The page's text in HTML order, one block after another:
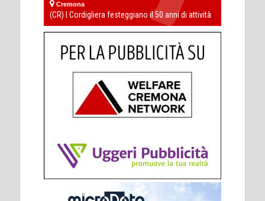
Cremona
(CR) I Cordigliera festeggiano il 50 anni di attività